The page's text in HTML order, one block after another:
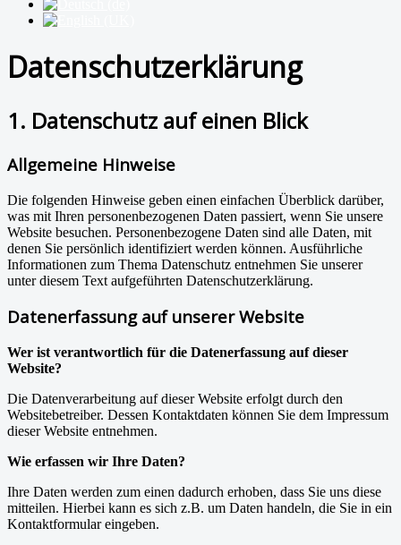
Datenschutzerklärung
1. Datenschutz auf einen Blick
Allgemeine Hinweise
Die folgenden Hinweise geben einen einfachen Überblick darüber,
was mit Ihren personenbezogenen Daten passiert, wenn Sie unsere
Website besuchen. Personenbezogene Daten sind alle Daten, mit
denen Sie persönlich identifiziert werden können. Ausführliche
Informationen zum Thema Datenschutz entnehmen Sie unserer
unter diesem Text aufgeführten Datenschutzerklärung.
Datenerfassung auf unserer Website
Wer ist verantwortlich für die Datenerfassung auf dieser
Website?
Die Datenverarbeitung auf dieser Website erfolgt durch den
Websitebetreiber. Dessen Kontaktdaten können Sie dem Impressum
dieser Website entnehmen.
Wie erfassen wir Ihre Daten?
Ihre Daten werden zum einen dadurch erhoben, dass Sie uns diese
mitteilen. Hierbei kann es sich z.B. um Daten handeln, die Sie in ein
Kontaktformular eingeben.